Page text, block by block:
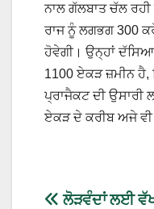
ਨਾਲ ਗੱਲਬਾਤ ਚੱਲ
ਰਾਜ ਨੂੰ ਲਗਭਗ 300
ਹੋਵੇਗੀ। ਉਨ੍ਹਾਂ ਦੱਸਿਆ
1100 ਏਕੜ ਜ਼ਮੀਨ ਹੈ,
ਪ੍ਰਾਜੈਕਟ ਦੀ ਉਸਾਰੀ
ਏਕੜ ਦੇ ਕਰੀਬ ਅਜੇ
ਲੋੜਵੰਦਾਂ ਲਈ